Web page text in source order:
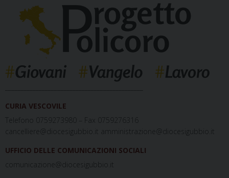
CURIA VESCOVILE
Telefono 0759273980 – Fax 0759276316
cancelliere@diocesigubbio.it amministrazione@diocesigubbio.it
UFFICIO DELLE COMUNICAZIONI SOCIALI
comunicazione@diocesigubbio.it